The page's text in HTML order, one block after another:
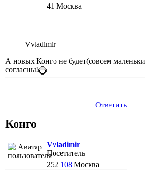
41 Москва
Vvladimir
А новых Конго не будет(совсем
согласны!
Ответить
Конго
Vvladimir
Посетитель
252 108 Москва